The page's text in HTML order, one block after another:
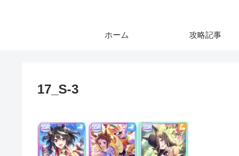
ホーム 攻略記事
17_S-3